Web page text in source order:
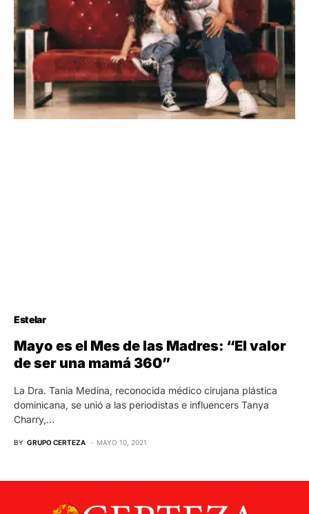
Estelar
Mayo es el Mes de las Madres: “El valor
de ser una mamá 360”
La Dra. Tania Medina, reconocida médico cirujana plástica
dominicana, se unió a las periodistas e influencers Tanya
Charry,…
BY GRUPO CERTEZA MAYO 10, 2021